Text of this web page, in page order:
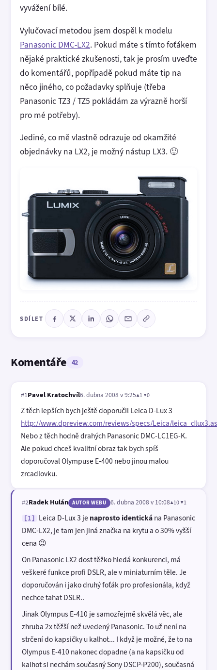
vyvážení bílé.
Vylučovací metodou jsem dospěl k modelu
Panasonic DMC-LX2. Pokud máte s tímto foťákem
nějaké praktické zkušenosti, tak je prosím uveďte
do komentářů, popřípadě pokud máte tip na
něco jiného, co požadavky splňuje (třeba
Panasonic TZ3 / TZ5 pokládám za výrazně horší
pro mé potřeby).
Jediné, co mě vlastně odrazuje od okamžité
objednávky na LX2, je možný nástup LX3. 🙂
SDÍLET
Komentáře 42
#1Pavel Kratochvíl6. dubna 2008 v 9:25▲1 ▼0
Z těch lepších bych ještě doporučil Leica D-Lux 3
http://www.dpreview.com/reviews/specs/Leica/
Nebo z těch hodně drahých Panasonic DMC-LC1EG-K.
Ale pokud chceš kvalitní obraz tak bych spíš
doporučoval Olympuse E-400 nebo jinou malou
zrcadlovku.
#2Radek Hulán AUTOR WEBU 6. dubna 2008 v 10:08▲10 ▼1
[1] Leica D-Lux 3 je naprosto identickána Panasonic
DMC-LX2, je tam jen jiná značka na krytu a o 30% vyšší
cena 😉
On Panasonic LX2 dost těžko hledá konkurenci, má
veškeré funkce profi DSLR, ale v miniaturním těle. Je
doporučován i jako druhý foťák pro profesionála, když
nechce tahat DSLR..
Jinak Olympus E-410 je samozřejmě skvělá věc, ale
zhruba 2x těžší než uvedený Panasonic. To už není na
strčení do kapsičky u kalhot... I když je možné, že to na
Olympus E-410 nakonec dopadne (a na kapsičku od
kalhot si nechám současný Sony DSCP-P200), současná